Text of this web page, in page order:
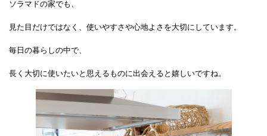
ソラマドの家でも、
見た目だけではなく、使いやすさや心地よさを大切にしています。
毎日の暮らしの中で、
長く大切に使いたいと思えるものに出会えると嬉しいですね。